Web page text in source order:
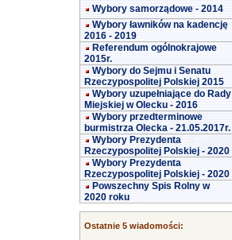
Wybory samorządowe - 2014
Wybory ławników na kadencję
2016 - 2019
Referendum ogólnokrajowe
2015r.
Wybory do Sejmu i Senatu
Rzeczypospolitej Polskiej 2015
Wybory uzupełniające do Rady
Miejskiej w Olecku - 2016
Wybory przedterminowe
burmistrza Olecka - 21.05.2017r.
Wybory Prezydenta
Rzeczypospolitej Polskiej - 2020
Wybory Prezydenta
Rzeczypospolitej Polskiej - 2020
Powszechny Spis Rolny w
2020 roku
Ostatnie 5 wiadomości: